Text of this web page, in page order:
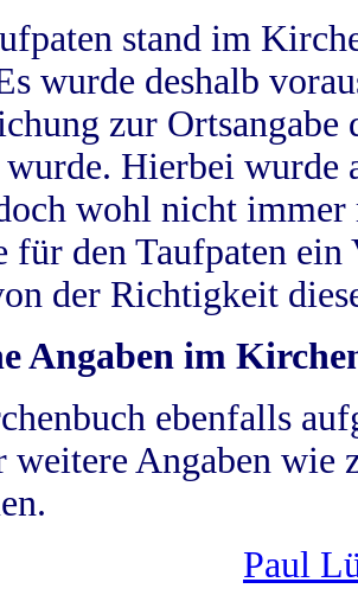
stand im
wurde deshalb
zur
wurde. Hierbei wurde
wohl nicht
für den Taufpaten
der Richtigkeit
Angaben im
ebenfalls
weitere Angaben wie
Paul